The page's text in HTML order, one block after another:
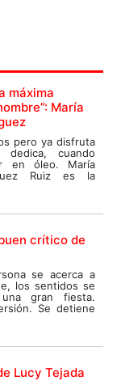
máxima
María
pero ya disfruta
cuando
en óleo. María
Ruiz es la
crítico de
se acerca a
los sentidos se
gran fiesta.
Se detiene
Lucy Tejada